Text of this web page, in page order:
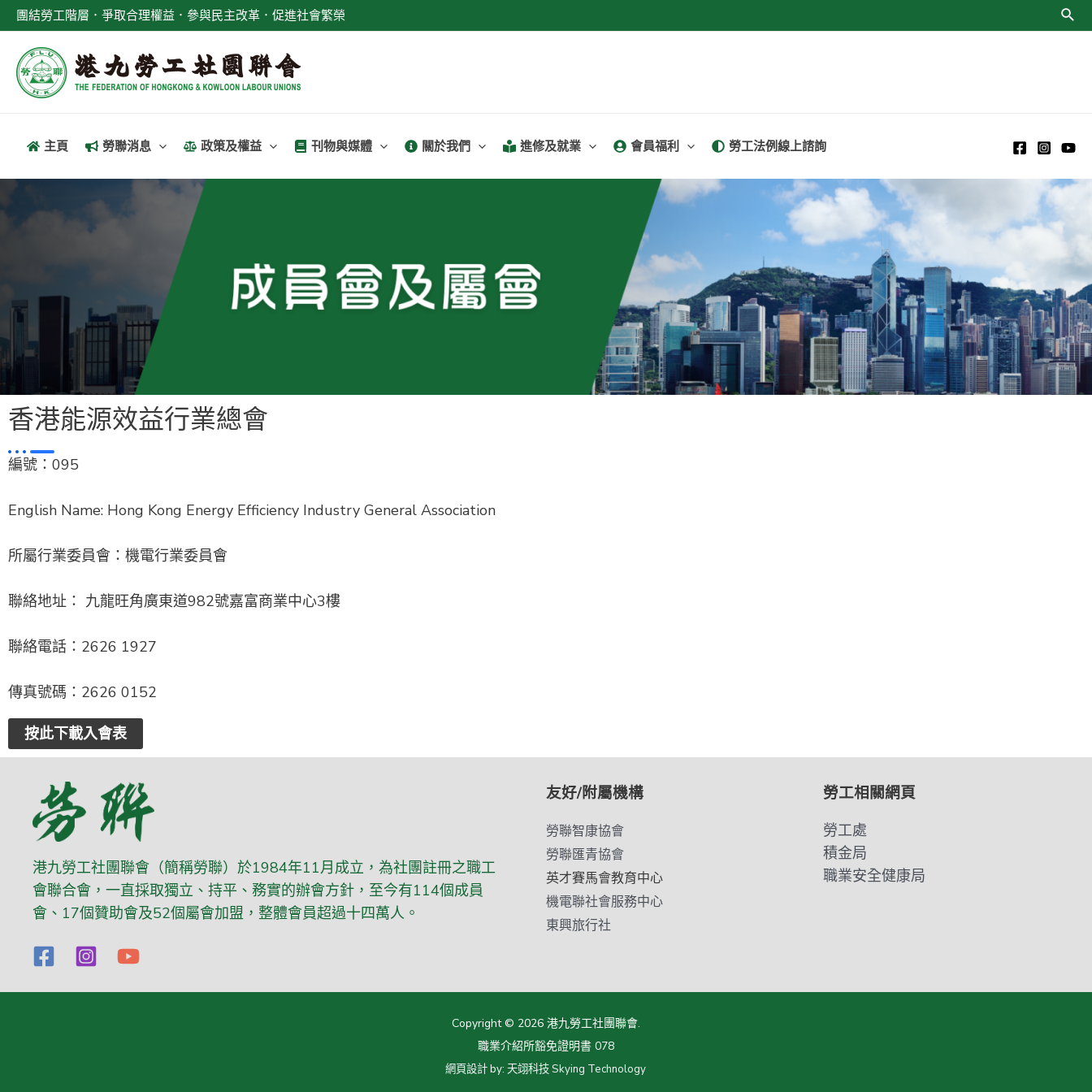
至
團結勞工階層．爭取合理權益．參與民主改革．促進社會繁榮
主頁 勞聯消息 政策及權益 刊物與媒體 關於我們 進修及就業 會員福利 勞工法例線上諮詢
香港能源效益行業總會
編號：095
English Name: Hong Kong Energy Efficiency Industry General Association
所屬行業委員會：機電行業委員會
聯絡地址： 九龍旺角廣東道982號嘉富商業中心3樓
聯絡電話：2626 1927
傳真號碼：2626 0152
按此下載入會表
港九勞工社團聯會（簡稱勞聯）於1984年11月成立，為社團註冊之職工
會聯合會，一直採取獨立、持平、務實的辦會方針，至今有114個成員
會、17個贊助會及52個屬會加盟，整體會員超過十四萬人。
友好/附屬機構
勞聯智康協會
勞聯匯青協會
英才賽馬會教育中心
機電聯社會服務中心
東興旅行社
勞工相關網頁
勞工處
積金局
職業安全健康局
Copyright © 2026 港九勞工社團聯會.
職業介紹所豁免證明書 078
網頁設計by:天翊科技 Skying Technology